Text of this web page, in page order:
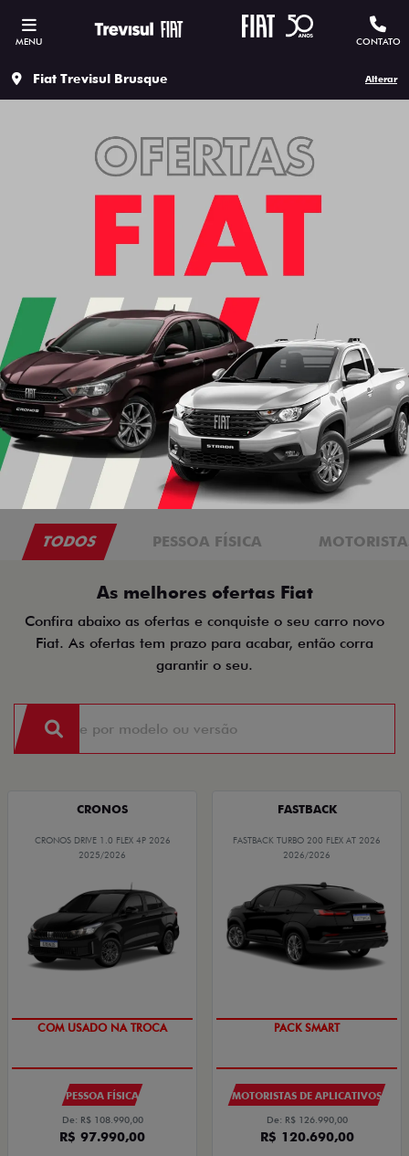
MENU CONTATO
Fiat Trevisul Brusque Alterar
TODOS PESSOA FÍSICA
As melhores ofertas Fiat
Confira abaixo as ofertas e conquiste o seu carro novo
Fiat. As ofertas tem prazo para acabar, então corra
garantir o seu.
CRONOS
CRONOS DRIVE 1.0 FLEX 4P 2026
2025/2026
SUPER DESCONTO
PESSOA FÍSICA
De: R$ 108.990,00
R$ 97.990,00
FASTBACK
FASTBACK TURBO 200 FLEX AT 2026
2026/2026
PACK SMART
MOTORISTAS DE APLICATIVOS
De: R$ 126.990,00
R$ 120.690,00